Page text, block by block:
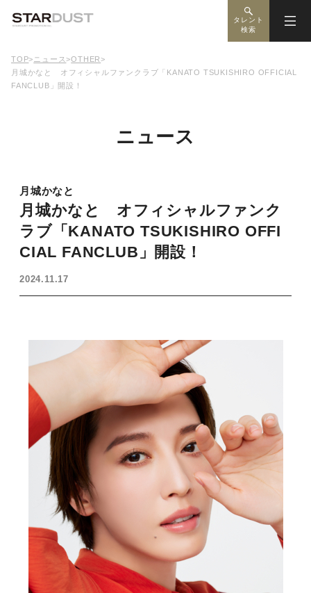
タレント
検索
TOP> ニュース>OTHER>
月城かなと オフィシャルファンクラブ「KANATO TSUKISHIRO OFFICIAL
FANCLUB」開設！
ニュース
月城かなと
月城かなと オフィシャルファンク
ラブ「KANATO TSUKISHIRO OFFI
CIAL FANCLUB」開設！
2024.11.17